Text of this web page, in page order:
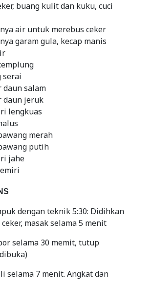
buang kulit dan kuku, cuci
air untuk merebus ceker
garam gula, kecap manis
serai
daun salam
daun jeruk
lengkuas
merah
putih
jahe
dengan teknik 5:30: Didihkan
masak selama 5 menit
selama 30 memit, tutup
selama 7 menit. Angkat dan